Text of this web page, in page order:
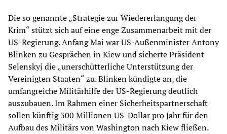
Die so genannte „Strategie zur Wiedererlangung der
Krim“ stützt sich auf eine enge Zusammenarbeit mit der
US-Regierung. Anfang Mai war US-Außenminister Antony
Blinken zu Gesprächen in Kiew und sicherte Präsident
Selenskyj die „unerschütterliche Unterstützung der
Vereinigten Staaten“ zu. Blinken kündigte an, die
umfangreiche Militärhilfe der US-Regierung deutlich
auszubauen. Im Rahmen einer Sicherheitspartnerschaft
sollen künftig 300 Millionen US-Dollar pro Jahr für den
Aufbau des Militärs von Washington nach Kiew fließen.